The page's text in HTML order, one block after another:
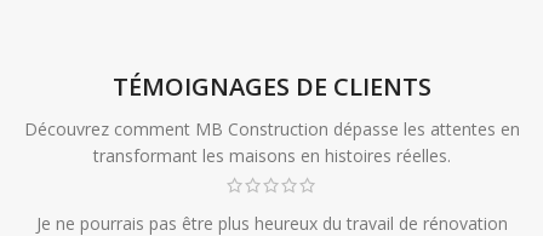
TÉMOIGNAGES DE CLIENTS
Découvrez comment MB Construction dépasse les attentes en
transformant les maisons en histoires réelles.
Je ne pourrais pas être plus heureux du travail de rénovation